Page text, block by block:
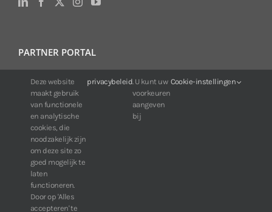
PARTNER PORTAL
For IDIS customers:
24/7 availability, anytime, anywhere.
Web:https://portal.idisglobal.solutions
TOP DOWNLOADS
Software IDIS Center V7.1.0
160.74 MB
Deze website
maakt gebruik
van functionele
en analytische
cookies, die
noodzakelijk zijn
om deze site zo
goed mogelijk te
laten
functioneren.
Door op 'Alles
accepteren' te
privacybeleid. U kunt uw
voorkeuren
aangeven
bij
Cookie-instellingen